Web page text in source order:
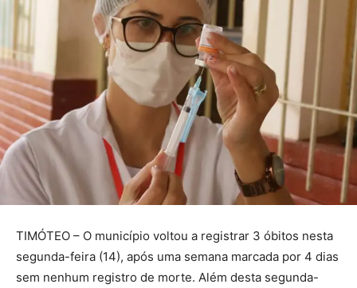
TIMÓTEO – O município voltou a registrar 3 óbitos nesta
segunda-feira (14), após uma semana marcada por 4 dias
sem nenhum registro de morte. Além desta segunda-